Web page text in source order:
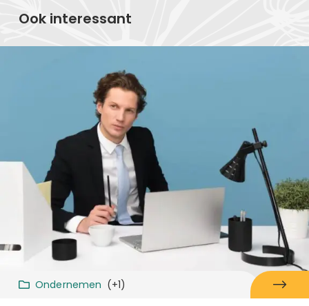
Ook interessant
Ondernemen (+1)